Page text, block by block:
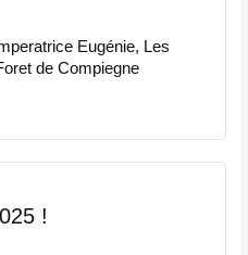
Eugénie, Les
de Compiegne
!